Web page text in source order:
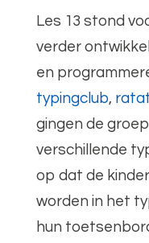
Les 13 stond
verder
en
typingclub,
gingen de
verschillende
op dat de
worden in het
hun